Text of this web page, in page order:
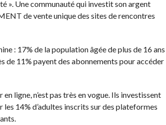
». Une communauté qui investit son argent
de vente unique des sites de rencontres
: 17% de la population âgée de plus de 16 ans
de 11% payent des abonnements pour accéder
ligne, n’est pas très en vogue. Ils investissent
les 14% d’adultes inscrits sur des plateformes